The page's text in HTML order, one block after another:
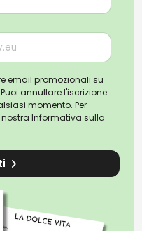
email promozionali su
annullare l'iscrizione
momento. Per
Informativa sulla